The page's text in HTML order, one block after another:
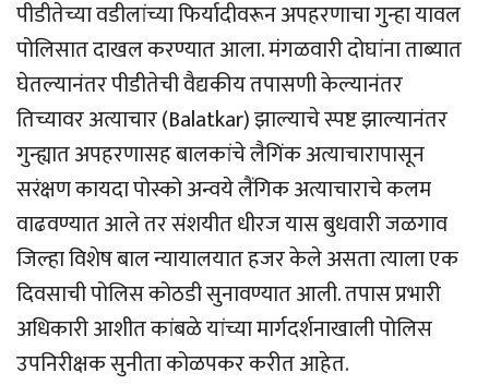
पीडीतेच्या वडीलांच्या फिर्यादीवरून अपहरणाचा गुन्हा यावल
पोलिसात दाखल करण्यात आला. मंगळवारी दोघांना ताब्यात
घेतल्यानंतर पीडीतेची वैद्यकीय तपासणी केल्यानंतर
तिच्यावर अत्याचार (Balatkar) झाल्याचे स्पष्ट झाल्यानंतर
गुन्ह्यात अपहरणासह बालकांचे लैगिंक अत्याचारापासून
सरंक्षण कायदा पोस्को अन्वये लैंगिक अत्याचाराचे कलम
वाढवण्यात आले तर संशयीत धीरज यास बुधवारी जळगाव
जिल्हा विशेष बाल न्यायालयात हजर केले असता त्याला एक
दिवसाची पोलिस कोठडी सुनावण्यात आली. तपास प्रभारी
अधिकारी आशीत कांबळे यांच्या मार्गदर्शनाखाली पोलिस
उपनिरीक्षक सुनीता कोळपकर करीत आहेत.